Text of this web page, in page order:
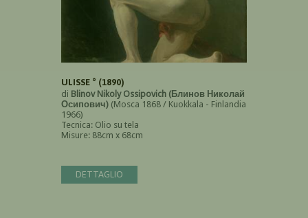
ULISSE ° (1890)
di Blinov Nikoly Ossipovich (Блинов Николай
Осипович) (Mosca 1868 / Kuokkala - Finlandia
1966)
Tecnica: Olio su tela
Misure: 88cm x 68cm
DETTAGLIO